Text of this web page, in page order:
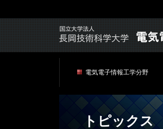
電気電子情報工学分野
トピックス